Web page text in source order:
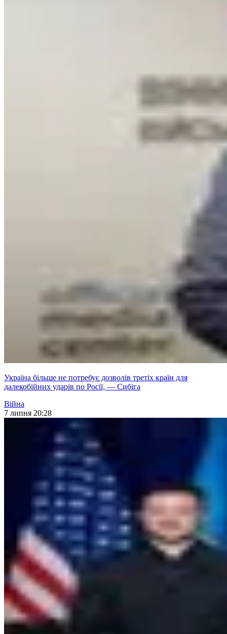
Україна більше не потребує дозволів третіх країн для
далекобійних ударів по Росії, — Сибіга
Війна
7 липня 20:28